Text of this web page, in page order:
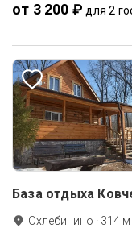
от 3 200 ₽ для 2
База отдыха
Охлебинино · 314 м